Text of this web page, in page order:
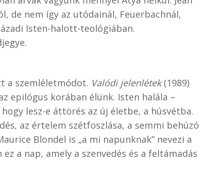
de nem így az utódainál, Feuerbachnál,
Isten-halott-teológiában.
a szemléletmódot. Valódi jelenlétek(1989)
epilógus korában élünk. Isten halála –
lesz-e áttörés az új életbe, a húsvétba.
az értelem szétfoszlása, a semmi behúzó
Blondel is „a mi napunknak” nevezi a
a nap, amely a szenvedés és a feltámadás